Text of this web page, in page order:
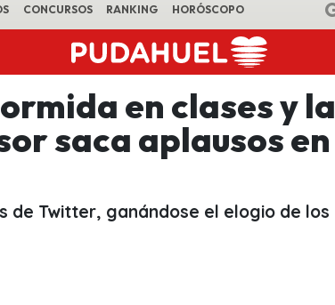
CONCURSOS RANKING HORÓSCOPO
en clases y la
saca aplausos en
de Twitter, ganándose el elogio de los